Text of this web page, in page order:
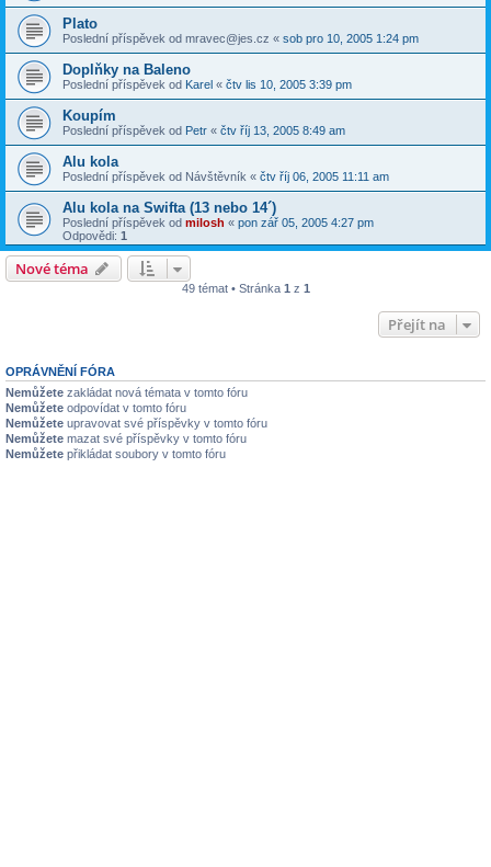
Plato
Poslední příspěvek od mravec@jes.cz « sob pro 10, 2005 1:24 pm
Doplňky na Baleno
Poslední příspěvek od Karel « čtv lis 10, 2005 3:39 pm
Koupím
Poslední příspěvek od Petr « čtv říj 13, 2005 8:49 am
Alu kola
Poslední příspěvek od Návštěvník « čtv říj 06, 2005 11:11 am
Alu kola na Swifta (13 nebo 14´)
Poslední příspěvek od milosh « pon zář 05, 2005 4:27 pm
Odpovědi: 1
Nové téma
49 témat • Stránka 1 z 1
Přejít na
OPRÁVNĚNÍ FÓRA
Nemůžete zakládat nová témata v tomto fóru
Nemůžete odpovídat v tomto fóru
Nemůžete upravovat své příspěvky v tomto fóru
Nemůžete mazat své příspěvky v tomto fóru
Nemůžete přikládat soubory v tomto fóru